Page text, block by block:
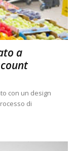
a
con un design
di